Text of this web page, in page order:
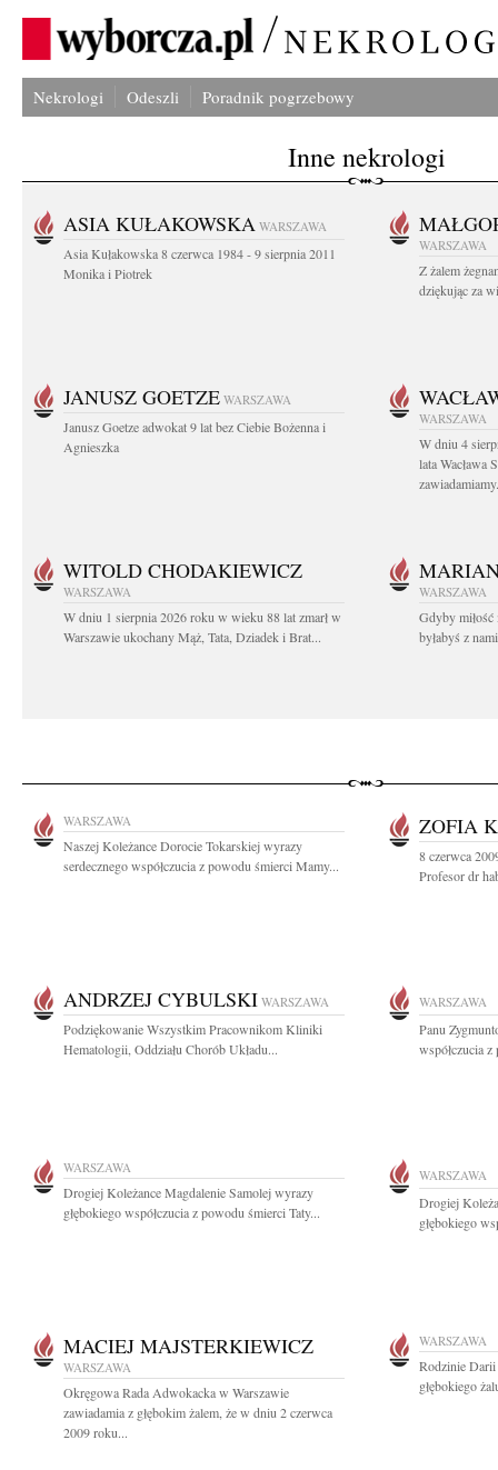
Nekrologi Odeszli Poradnik pogrzebowy
Inne nekrologi
ASIA KUŁAKOWSKA WARSZAWA
Asia Kułakowska 8 czerwca 1984 - 9 sierpnia 2011
Monika i Piotrek
WARSZAWA
Z żalem
dziękując za
JANUSZ GOETZE WARSZAWA
Janusz Goetze adwokat 9 lat bez Ciebie Bożenna i
Agnieszka
WARSZAWA
W dniu 4
lata Wacława
WITOLD CHODAKIEWICZ
WARSZAWA
W dniu 1 sierpnia 2026 roku w wieku 88 lat zmarł w
Warszawie ukochany Mąż, Tata, Dziadek i Brat...
WARSZAWA
Gdyby miłość
byłabyś z
WARSZAWA
Naszej Koleżance Dorocie Tokarskiej wyrazy
serdecznego współczucia z powodu śmierci Mamy...
ZOFIA
8 czerwca
Profesor dr
ANDRZEJ CYBULSKI WARSZAWA
Podziękowanie Wszystkim Pracownikom Kliniki
Hematologii, Oddziału Chorób Układu...
WARSZAWA
Panu
współczucia
WARSZAWA
Drogiej Koleżance Magdalenie Samolej wyrazy
głębokiego współczucia z powodu śmierci Taty...
WARSZAWA
Drogiej
głębokiego
MACIEJ MAJSTERKIEWICZ
WARSZAWA
Okręgowa Rada Adwokacka w Warszawie
zawiadamia z głębokim żalem, że w dniu 2 czerwca
2009 roku...
WARSZAWA
Rodzinie Darii
głębokiego